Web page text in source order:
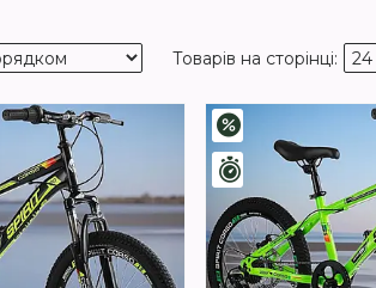
Залишилось 4 дні